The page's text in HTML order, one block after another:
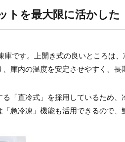
トを最大限に活かした
庫です。上開き式の良いところは
庫内の温度を安定させやすく、長
る「直冷式」を採用しているため
急冷凍」機能も活用できるので、